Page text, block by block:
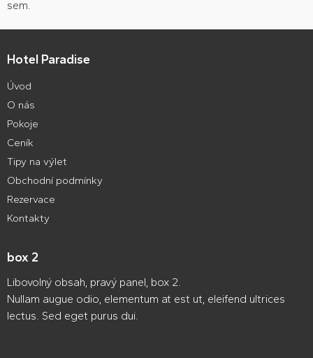
sem.
Hotel Paradise
Úvod
O nás
Pokoje
Ceník
Tipy na výlet
Obchodní podmínky
Rezervace
Kontakty
box 2
Libovolný obsah, pravý panel, box 2.
Nullam augue odio, elementum at est ut, eleifend ultrices
lectus. Sed eget purus dui.